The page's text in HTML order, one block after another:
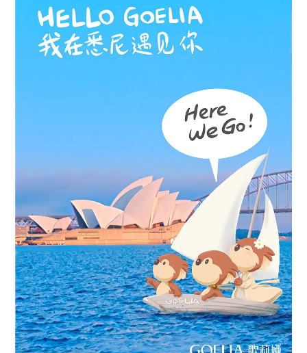
新知
专题
联系投稿
寻求报道
投稿须知
商务合作
版权申明
联系我们